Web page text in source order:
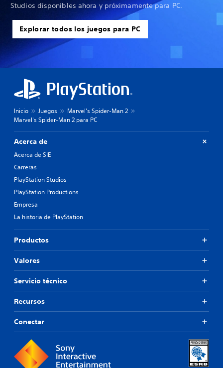
Studios disponibles ahora y próximamente para PC.
Explorar todos los juegos para PC
Inicio Juegos
Marvel's Spider-Man 2
Marvel's Spider-Man 2 para PC
Acerca de
Acerca de SIE
Carreras
PlayStation Studios
PlayStation Productions
Empresa
La historia de PlayStation
Productos
Valores
Servicio técnico
Recursos
Conectar